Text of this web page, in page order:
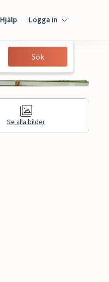
Hjälp Logga in
Gäst
Sök
Se alla bilder